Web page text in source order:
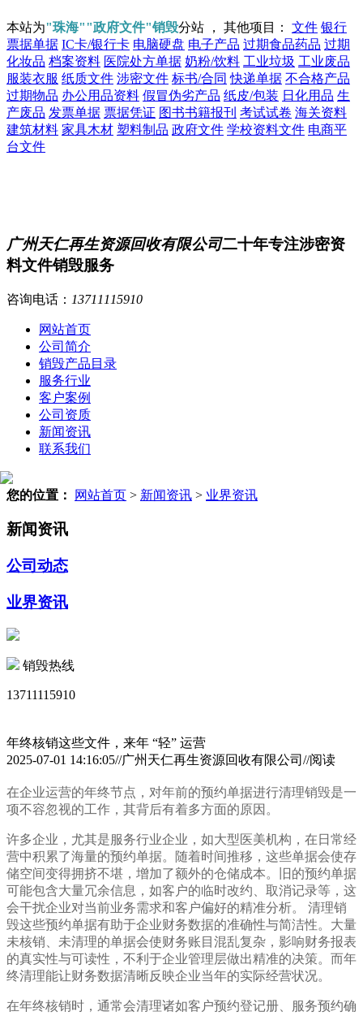
本站为"珠海""政府文件"销毁分站 ， 其他项目： 文件 银行
票据单据 IC卡/银行卡 电脑硬盘 电子产品 过期食品药品 过期
化妆品 档案资料 医院处方单据 奶粉/饮料 工业垃圾 工业废品
服装衣服 纸质文件 涉密文件 标书/合同 快递单据 不合格产品
过期物品 办公用品资料 假冒伪劣产品 纸皮/包装 日化用品 生
产废品 发票单据 票据凭证 图书书籍报刊 考试试卷 海关资料
建筑材料 家具木材 塑料制品 政府文件 学校资料文件 电商平
台文件
广州天仁再生资源回收有限公司二十年专注涉密资
料文件销毁服务
咨询电话： 13711115910
网站首页
公司简介
销毁产品目录
服务行业
客户案例
公司资质
新闻资讯
联系我们
您的位置： 网站首页 > 新闻资讯 > 业界资讯
新闻资讯
公司动态
业界资讯
销毁热线
13711115910
年终核销这些文件，来年 “轻” 运营
2025-07-01 14:16:05//广州天仁再生资源回收有限公司//阅读
在企业运营的年终节点，对年前的预约单据进行清理销毁是一
项不容忽视的工作，其背后有着多方面的原因。
许多企业，尤其是服务行业企业，如大型医美机构，在日常经
营中积累了海量的预约单据。随着时间推移，这些单据会使存
储空间变得拥挤不堪，增加了额外的仓储成本。旧的预约单据
可能包含大量冗余信息，如客户的临时改约、取消记录等，这
会干扰企业对当前业务需求和客户偏好的精准分析。 清理销
毁这些预约单据有助于企业财务数据的准确性与简洁性。大量
未核销、未清理的单据会使财务账目混乱复杂，影响财务报表
的真实性与可读性，不利于企业管理层做出精准的决策。而年
终清理能让财务数据清晰反映企业当年的实际经营状况。
在年终核销时，通常会清理诸如客户预约登记册、服务预约确